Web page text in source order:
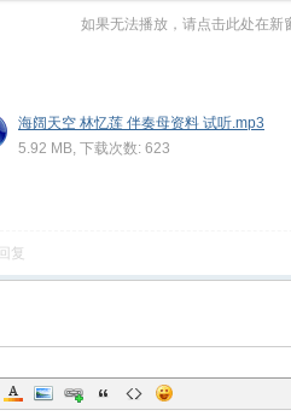
如果无法播放，请点击此处在新
海阔天空 林忆莲 伴奏母资料 试听.mp3
5.92 MB, 下载次数: 623
回复